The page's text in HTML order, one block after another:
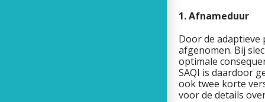
1. Afnameduur
Door de adaptieve
afgenomen. Bij
optimale
SAQI is daardoor
ook twee korte
voor de details